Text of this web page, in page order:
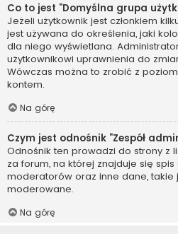
Co to jest “Domyślna grupa
Jeżeli użytkownik jest członkiem
jest używana do określenia, jaki
dla niego wyświetlana.
użytkownikowi uprawnienia do
Wówczas można to zrobić z
kontem.
Na górę
Czym jest odnośnik “Zespół
Odnośnik ten prowadzi do strony z
za forum, na której znajduje się
moderatorów oraz inne dane, takie
moderowane.
Na górę